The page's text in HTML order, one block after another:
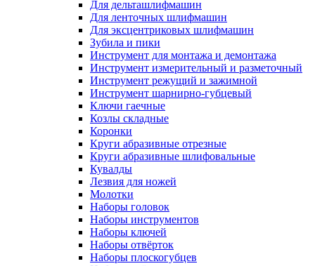
Для дельташлифмашин
Для ленточных шлифмашин
Для эксцентриковых шлифмашин
Зубила и пики
Инструмент для монтажа и демонтажа
Инструмент измерительный и разметочный
Инструмент режущий и зажимной
Инструмент шарнирно-губцевый
Ключи гаечные
Козлы складные
Коронки
Круги абразивные отрезные
Круги абразивные шлифовальные
Кувалды
Лезвия для ножей
Молотки
Наборы головок
Наборы инструментов
Наборы ключей
Наборы отвёрток
Наборы плоскогубцев